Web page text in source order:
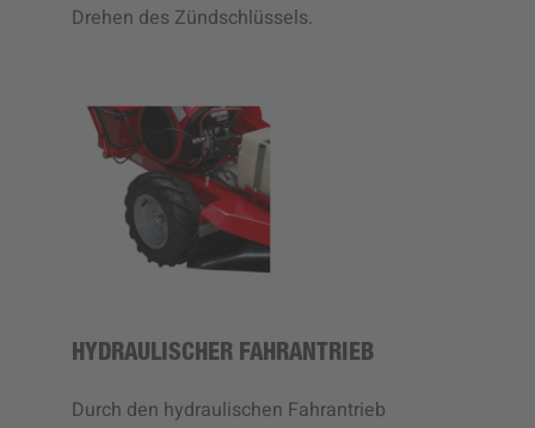
Drehen des Zündschlüssels.
HYDRAULISCHER FAHRANTRIEB
Durch den hydraulischen Fahrantrieb